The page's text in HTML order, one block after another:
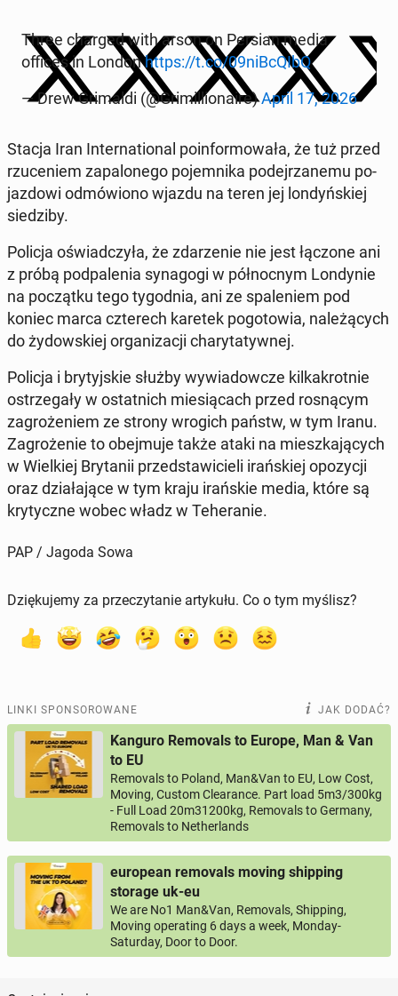
Three charged with arson on Persian media
offices in Londonhttps://t.co/09niB­cQI­bQ
— Drew Gri­mal­di (@Gri­mil­lio­na­ire)April 17, 2026
Stacja Iran In­ter­na­tio­nal po­in­for­mo­wa­ła, że tuż przed
rzu­ce­niem za­pa­lo­ne­go po­jem­ni­ka po­dej­rza­ne­mu po­
jaz­do­wi od­mó­wio­no wjazdu na teren jej lon­dyń­skiej
sie­dzi­by.
Policja oświad­czy­ła, że zda­rze­nie nie jest łączone ani
z próbą pod­pa­le­nia sy­na­go­gi w pół­noc­nym Lon­dy­nie
na po­cząt­ku tego ty­go­dnia, ani ze spa­le­niem pod
koniec marca czte­rech karetek po­go­to­wia, na­le­żą­cych
do ży­dow­skiej or­ga­ni­za­cji cha­ry­ta­tyw­nej.
Policja i bry­tyj­skie służby wy­wia­dow­cze kil­ka­krot­nie
ostrze­ga­ły w ostat­nich mie­sią­cach przed ro­sną­cym
za­gro­że­niem ze strony wrogich państw, w tym Iranu.
Za­gro­że­nie to obej­mu­je także ataki na miesz­ka­ją­cych
w Wiel­kiej Bry­ta­nii przed­sta­wi­cie­li irań­skiej opo­zy­cji
oraz dzia­ła­ją­ce w tym kraju irań­skie media, które są
kry­tycz­ne wobec władz w Te­he­ra­nie.
PAP / Jagoda Sowa
Dziękujemy za przeczytanie artykułu. Co o tym myślisz?
LINKI SPONSOROWANE JAK DODAĆ?
Kanguro Removals to Europe, Man & Van
to EU
Removals to Poland, Man&Van to EU, Low Cost,
Moving, Custom Clearance. Part load 5m3/300kg
- Full Load 20m31200kg, Removals to Germany,
Removals to Netherlands
european removals moving shipping
storage uk-eu
We are No1 Man&Van, Removals, Shipping,
Moving operating 6 days a week, Monday-
Saturday, Door to Door.